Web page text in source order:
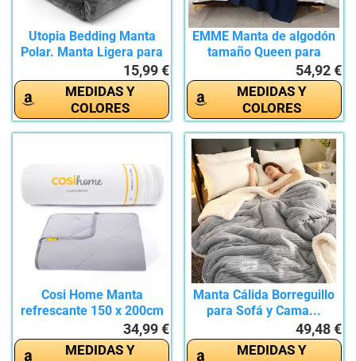
Utopia Bedding Manta
Polar. Manta Ligera para
15,99 €
MEDIDAS Y
COLORES
EMME Manta de algodón
tamaño Queen para
54,92 €
MEDIDAS Y
COLORES
Cosi Home Manta
refrescante 150 x 200cm
con Fibras...34,99 €
MEDIDAS Y
Manta Cálida Borreguillo
para Sofá y Cama...
49,48 €
MEDIDAS Y